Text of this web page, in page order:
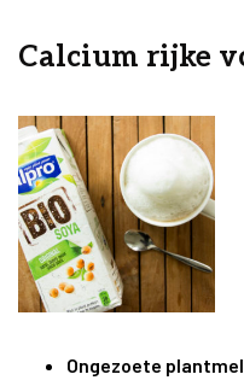
Calcium rijke
Ongezoete